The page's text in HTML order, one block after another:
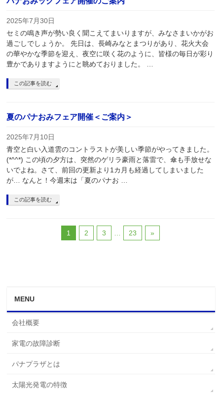
2025年7月30日
セミの鳴き声が勢い良く聞こえてまいりますが、みなさまいかがお
過ごしでしょうか。 先日は、長崎みなとまつりがあり、花火大会
の華やかな季節を迎え、夜空に咲く花のように、皆様の毎日が彩り
豊かでありますようにと眺めておりました。 …
この記事を読む
夏のパナおみフェア開催＜ご案内＞
2025年7月10日
青空と白い入道雲のコントラストが美しい季節がやってきました。
(*^^*) この頃の夕方は、突然のゲリラ豪雨と落雷で、傘も手放せな
いでよね。さて、前回の更新より1カ月も経過してしまいました
が… なんと！今週末は「夏のパナお …
この記事を読む
1 2 3 23 »
MENU
会社概要
家電の故障診断
パナプラザとは
太陽光発電の特徴